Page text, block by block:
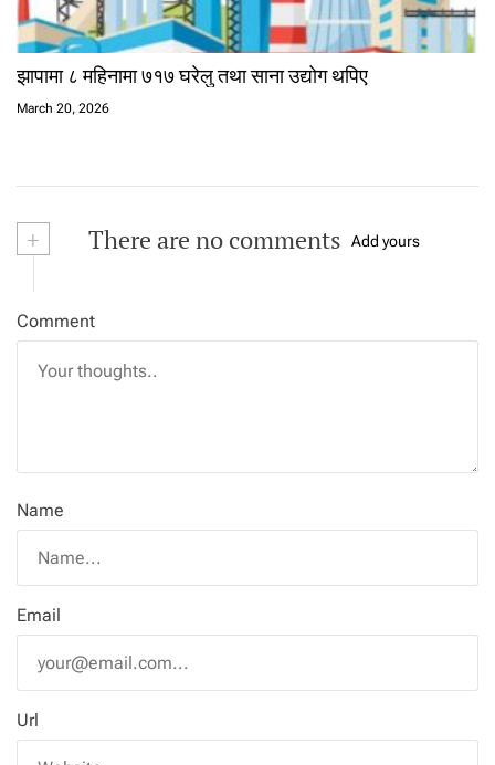
झापामा ८ महिनामा ७१७ घरेलु तथा साना उद्योग थपिए
March 20, 2026
+ There are no comments Add yours
Comment
Name
Email
Url